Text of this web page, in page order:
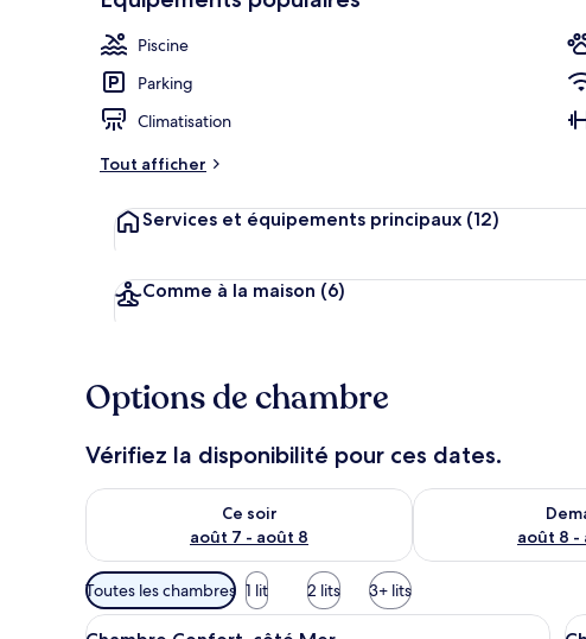
Piscine
Parking
Climatisation
Tout afficher
Services et équipements principaux (12)
Comme à la maison (6)
Options de chambre
Vérifiez la disponibilité pour ces dates.
Ce soir
août 7 - août 8
Vérifier la disponibilité pour ce soir août 7 - août 8
août 8 -
Vérifier la
Filtres
disponibles
pour
Toutes les chambres 1 lit 2 lits 3+ lits
Afficher
Une chambre d’hôtel avec un lit, un